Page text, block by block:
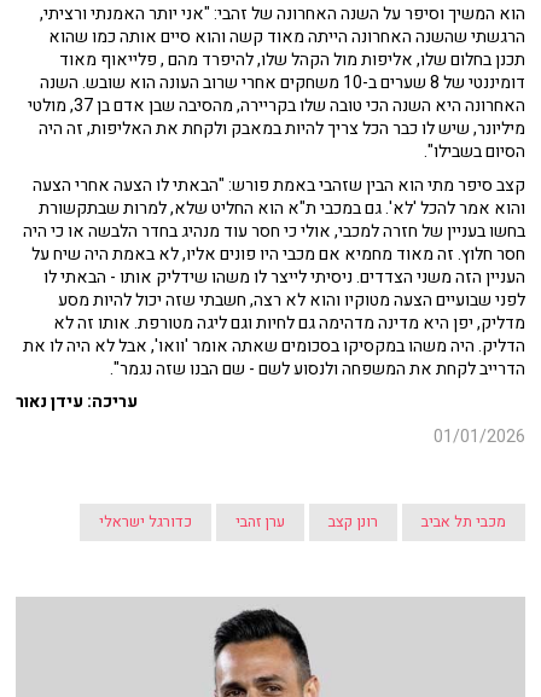
הוא המשיך וסיפר על השנה האחרונה של זהבי: "אני יותר האמנתי ורציתי,
הרגשתי שהשנה האחרונה הייתה מאוד קשה והוא סיים אותה כמו שהוא
תכנן בחלום שלו, אליפות מול הקהל שלו, להיפרד מהם , פלייאוף מאוד
דומיננטי של 8 שערים ב-10 משחקים אחרי שרוב העונה הוא שובש. השנה
האחרונה היא השנה הכי טובה שלו בקריירה, מהסיבה שבן אדם בן 37, מולטי
מיליונר, שיש לו כבר הכל צריך להיות במאבק ולקחת את האליפות, זה היה
הסיום בשבילו".
קצב סיפר מתי הוא הבין שזהבי באמת פורש: "הבאתי לו הצעה אחרי הצעה
והוא אמר להכל 'לא'. גם במכבי ת"א הוא החליט שלא, למרות שבתקשורת
בחשו בעניין של חזרה למכבי, אולי כי חסר עוד מנהיג בחדר הלבשה או כי היה
חסר חלוץ. זה מאוד מחמיא אם מכבי היו פונים אליו, לא באמת היה שיח על
העניין הזה משני הצדדים. ניסיתי לייצר לו משהו שידליק אותו - הבאתי לו
לפני שבועיים הצעה מטוקיו והוא לא רצה, חשבתי שזה יכול להיות מסע
מדליק, יפן היא מדינה מדהימה גם לחיות וגם ליגה מטורפת. אותו זה לא
הדליק. היה משהו במקסיקו בסכומים שאתה אומר 'וואו', אבל לא היה לו את
הדרייב לקחת את המשפחה ולנסוע לשם - שם הבנו שזה נגמר".
עריכה: עידן נאור
01/01/2026
מכבי תל אביב רונן קצב ערן זהבי כדורגל ישראלי